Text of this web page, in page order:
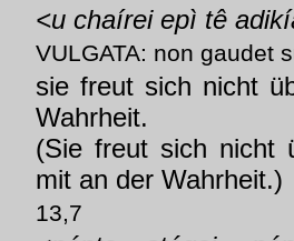
<u chaírei epì tê
VULGATA: non gaudet
sie freut sich nicht
Wahrheit.
(Sie freut sich nicht
mit an der Wahrheit.)
13,7